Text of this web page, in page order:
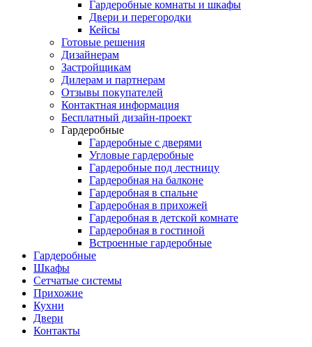
Гардеробные комнаты и шкафы
Двери и перегородки
Кейсы
Готовые решения
Дизайнерам
Застройщикам
Дилерам и партнерам
Отзывы покупателей
Контактная информация
Бесплатный дизайн-проект
Гардеробные
Гардеробные с дверями
Угловые гардеробные
Гардеробные под лестницу
Гардеробная на балконе
Гардеробная в спальне
Гардеробная в прихожей
Гардеробная в детской комнате
Гардеробная в гостиной
Встроенные гардеробные
Гардеробные
Шкафы
Сетчатые системы
Прихожие
Кухни
Двери
Контакты